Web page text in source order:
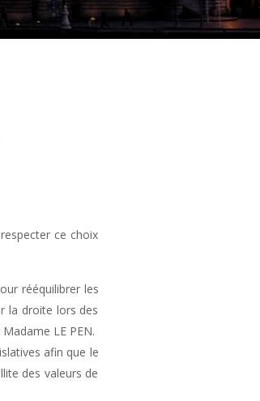
ce choix
rééquilibrer les
la droite lors des
LE PEN.
afin que le
des valeurs de